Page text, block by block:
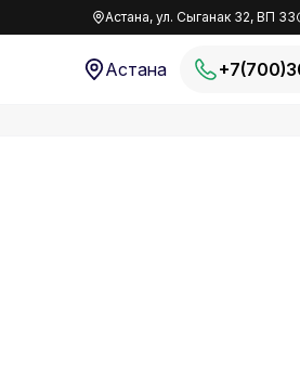
Астана, ул. Сыганак 32, ВП 33
Астана